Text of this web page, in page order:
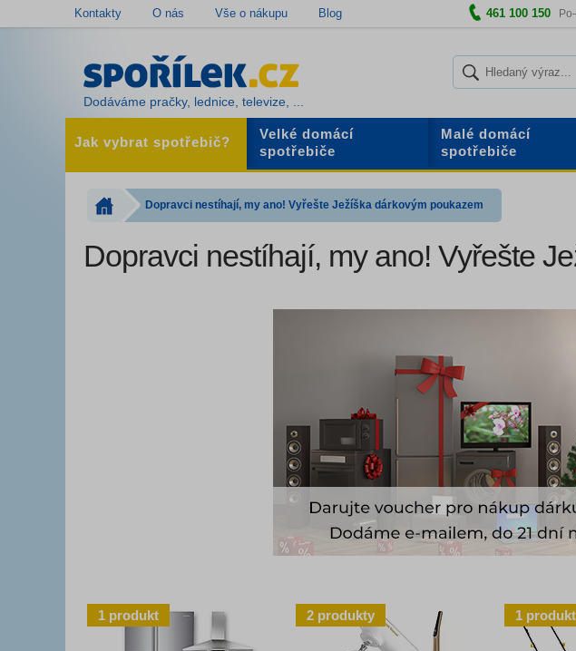
Kontakty O nás Vše o nákupu Blog 461 100 150
Dodáváme pračky, lednice, televize, ...
Jak vybrat spotřebič?
Velké domácí
spotřebiče
Malé domácí
spotřebiče
Dopravci nestíhají, my ano! Vyřešte Ježíška dárkovým poukazem
Dopravci nestíhají, my ano! Vyřešte
1 produkt 2 produkty 1 produkt